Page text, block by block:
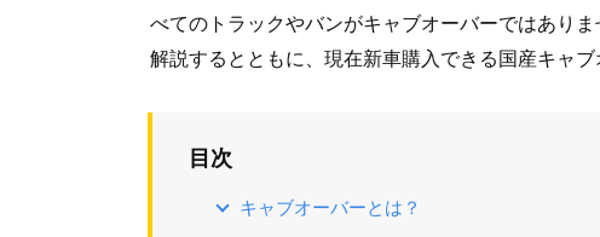
べてのトラックやバンがキャブオーバーではあり
解説するとともに、現在新車購入できる国産キャブ
目次
キャブオーバーとは？